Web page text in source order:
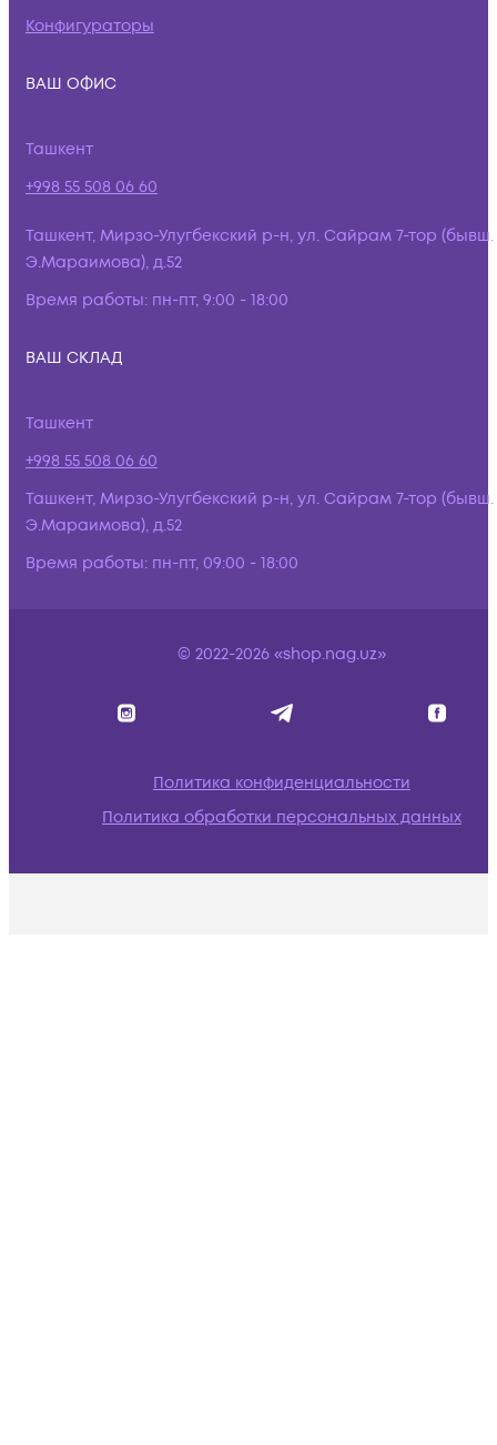
Конфигураторы
ВАШ ОФИС
Ташкент
+998 55 508 06 60
Ташкент, Мирзо-Улугбекский р-н, ул. Сайрам 7-тор (бывш.
Э.Мараимова), д.52
Время работы: пн-пт, 9:00 - 18:00
ВАШ СКЛАД
Ташкент
+998 55 508 06 60
Ташкент, Мирзо-Улугбекский р-н, ул. Сайрам 7-тор (бывш.
Э.Мараимова), д.52
Время работы: пн-пт, 09:00 - 18:00
© 2022-2026 «shop.nag.uz»
Политика конфиденциальности
Политика обработки персональных данных